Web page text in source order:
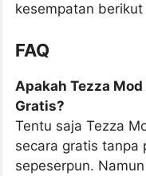
kesempatan berikut
FAQ
Apakah Tezza
Gratis?
Tentu saja Tezza
secara gratis tanpa
sepeserpun.